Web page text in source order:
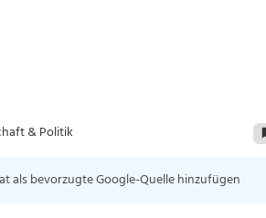
& Politik
als bevorzugte Google-Quelle hinzufügen